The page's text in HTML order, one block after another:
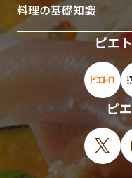
料理の基礎知識
ピエ
ピエ
ピ
X（